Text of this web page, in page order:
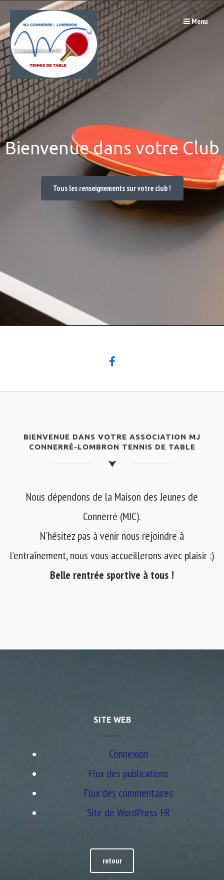
Passer
au
contenu
Menu
Bienvenue dans votre Club
Tous les renseignements sur votre club !
BIENVENUE DANS VOTRE ASSOCIATION MJ
CONNERRÉ-LOMBRON TENNIS DE TABLE
Nous dépendons de la Maison des Jeunes de
Connerré (MJC).
N'hésitez pas à venir nous rejoindre à
l'entraînement, nous vous accueillerons avec plaisir :)
Belle rentrée sportive à tous !
SITE WEB
Connexion
Flux des publications
Flux des commentaires
Site de WordPress-FR
retour